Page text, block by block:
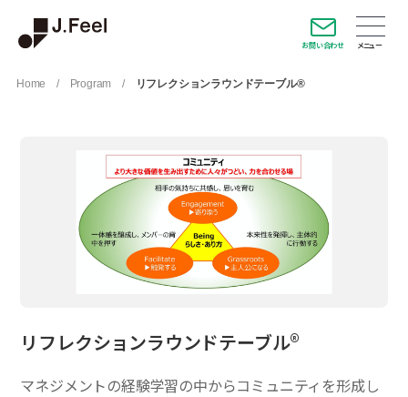
お問い合わせ
Home / Program / リフレクションラウンドテーブル®
リフレクションラウンドテーブル®
マネジメントの経験学習の中からコミュニティを形成し